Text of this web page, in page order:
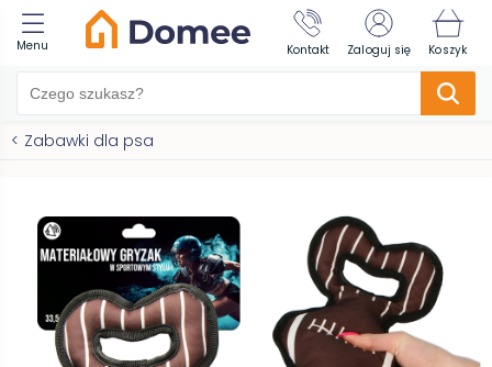
Menu Kontakt Zaloguj się Koszyk
< Zabawki dla psa